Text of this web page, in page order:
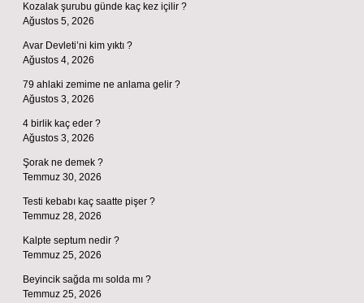
Kozalak şurubu günde kaç kez içilir ?
Ağustos 5, 2026
Avar Devleti’ni kim yıktı ?
Ağustos 4, 2026
79 ahlaki zemime ne anlama gelir ?
Ağustos 3, 2026
4 birlik kaç eder ?
Ağustos 3, 2026
Şorak ne demek ?
Temmuz 30, 2026
Testi kebabı kaç saatte pişer ?
Temmuz 28, 2026
Kalpte septum nedir ?
Temmuz 25, 2026
Beyincik sağda mı solda mı ?
Temmuz 25, 2026